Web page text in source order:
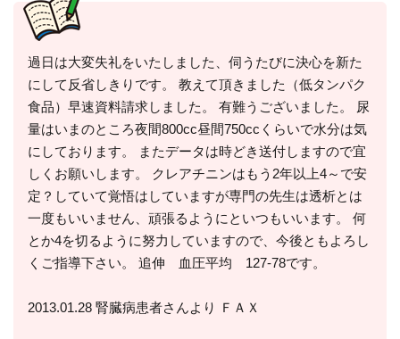
過日は大変失礼をいたしました、伺うたびに決心を新た
にして反省しきりです。 教えて頂きました（低タンパク
食品）早速資料請求しました。 有難うございました。 尿
量はいまのところ夜間800cc昼間750ccくらいで水分は気
にしております。 またデータは時どき送付しますので宜
しくお願いします。 クレアチニンはもう2年以上4～で安
定？していて覚悟はしていますが専門の先生は透析とは
一度もいいません、頑張るようにといつもいいます。 何
とか4を切るように努力していますので、今後ともよろし
くご指導下さい。 追伸 血圧平均 127-78です。
2013.01.28 腎臓病患者さんより ＦＡＸ